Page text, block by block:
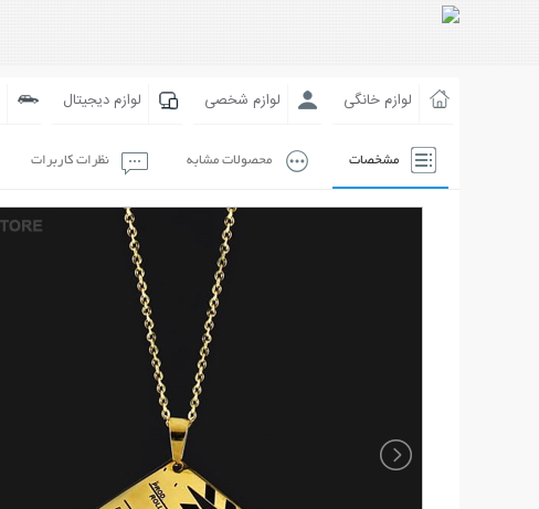
لوازم خانگی لوازم شخصی لوازم دیجیتال
مشخصات محصولات مشابه نظرات کاربرات